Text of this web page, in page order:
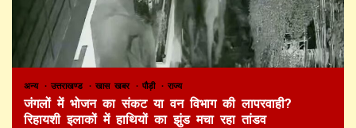
अन्य उत्तराखण्ड खास खबर पौड़ी राज्य
जंगलों में भोजन का संकट या वन विभाग की लापरवाही?
रिहायशी इलाकों में हाथियों का झुंड मचा रहा तांडव